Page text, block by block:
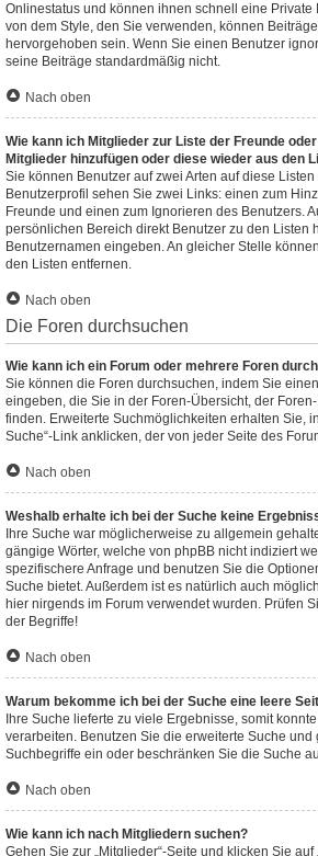
Onlinestatus und können ihnen schnell eine Private
von dem Style, den Sie verwenden, können
hervorgehoben sein. Wenn Sie einen Benutzer
seine Beiträge standardmäßig nicht.
Nach oben
Wie kann ich Mitglieder zur Liste der Freunde
Mitglieder hinzufügen oder diese wieder aus den
Sie können Benutzer auf zwei Arten auf diese
Benutzerprofil sehen Sie zwei Links: einen zum
Freunde und einen zum Ignorieren des Benutzers.
persönlichen Bereich direkt Benutzer zu den Listen
Benutzernamen eingeben. An gleicher Stelle
den Listen entfernen.
Nach oben
Die Foren durchsuchen
Wie kann ich ein Forum oder mehrere Foren
Sie können die Foren durchsuchen, indem Sie
eingeben, die Sie in der Foren-Übersicht, der
finden. Erweiterte Suchmöglichkeiten erhalten Sie,
Suche“-Link anklicken, der von jeder Seite des
Nach oben
Weshalb erhalte ich bei der Suche keine
Ihre Suche war möglicherweise zu allgemein
gängige Wörter, welche von phpBB nicht indiziert
spezifischere Anfrage und benutzen Sie die
Suche bietet. Außerdem ist es natürlich auch
hier nirgends im Forum verwendet wurden. Prüfen
der Begriffe!
Nach oben
Warum bekomme ich bei der Suche eine leere
Ihre Suche lieferte zu viele Ergebnisse, somit
verarbeiten. Benutzen Sie die erweiterte Suche und
Suchbegriffe ein oder beschränken Sie die Suche
Nach oben
Wie kann ich nach Mitgliedern suchen?
Gehen Sie zur „Mitglieder“-Seite und klicken Sie auf